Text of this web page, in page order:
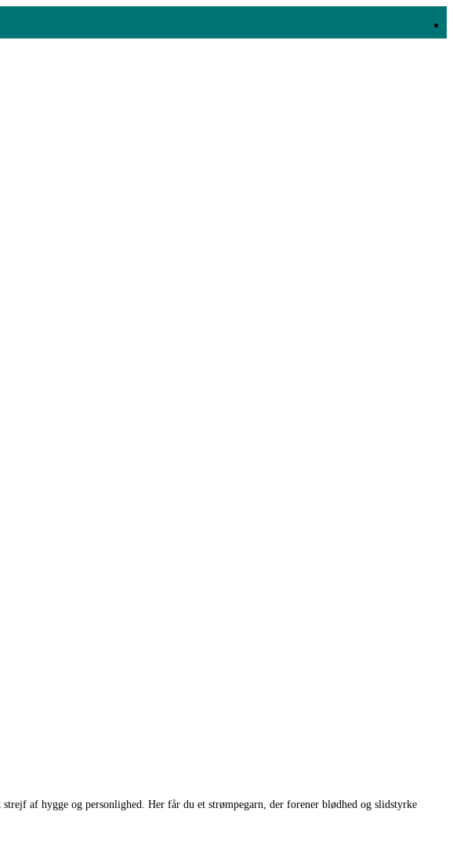
af hygge og personlighed. Her får du et strømpegarn, der forener blødhed og slidstyrke